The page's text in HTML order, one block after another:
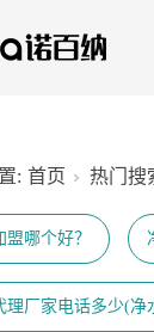
: 首页 热门搜
盟哪个好？
理厂家电话多少(净